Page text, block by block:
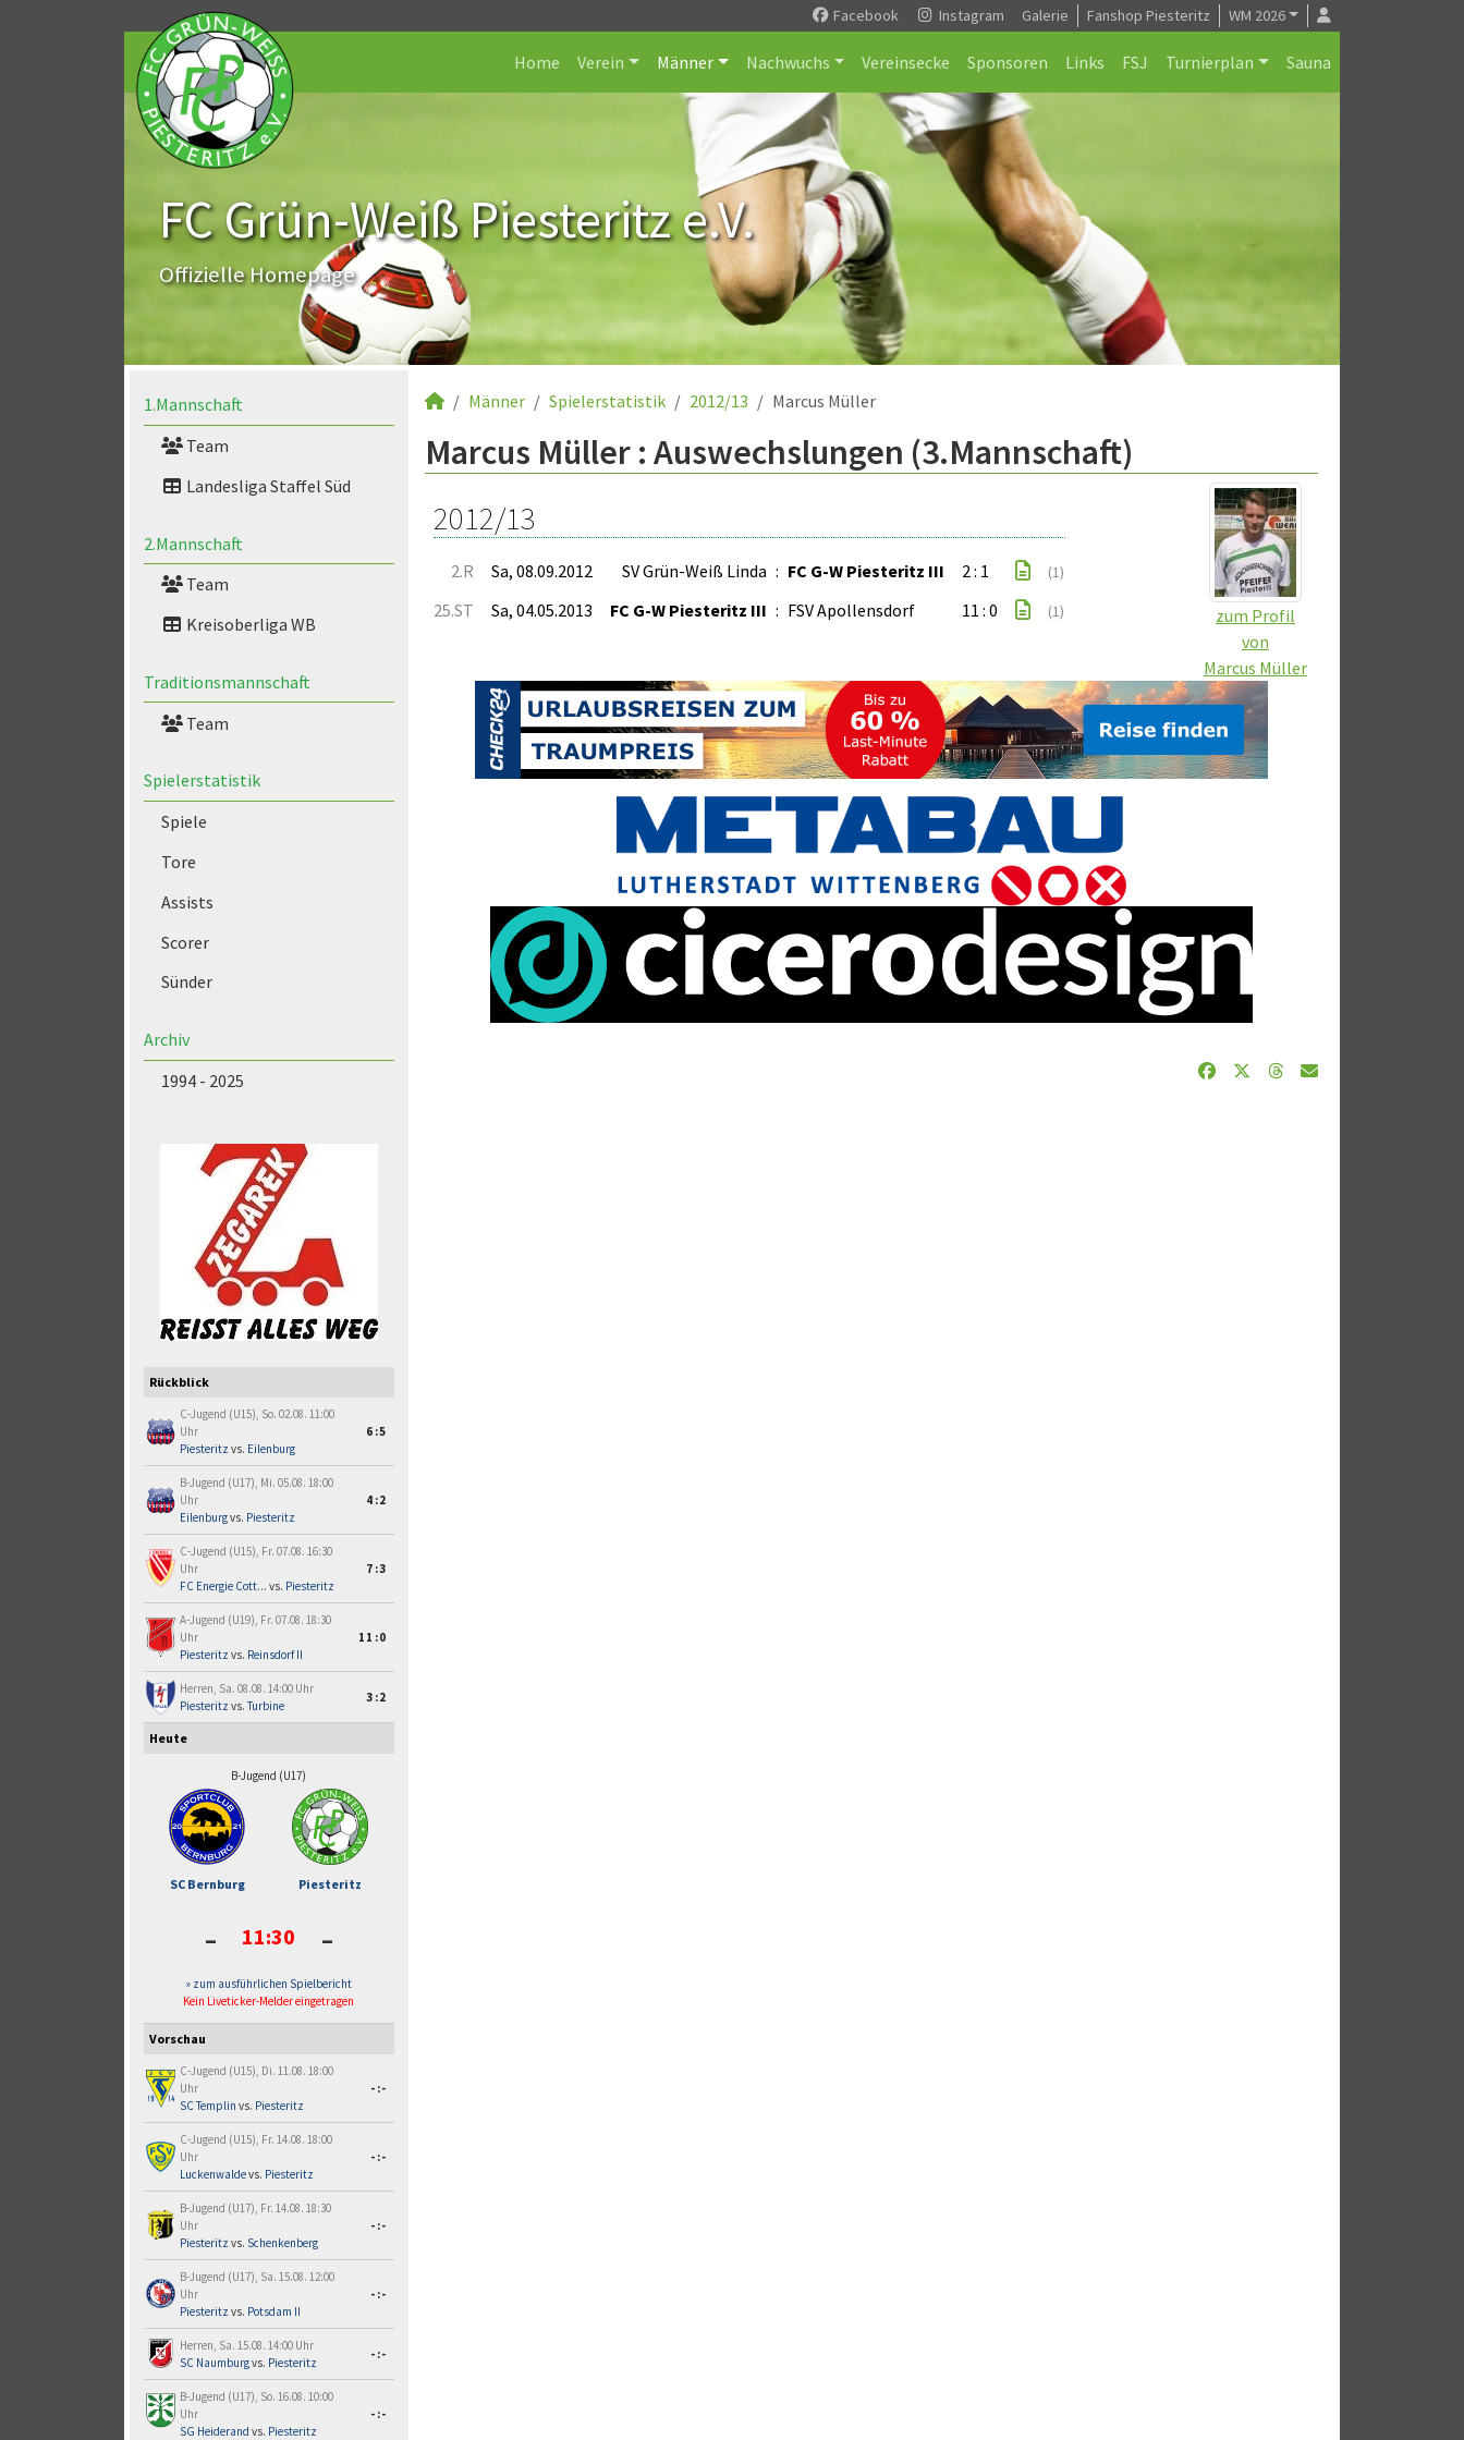
Facebook Instagram Galerie Fanshop Piesteritz WM 2026
Home Verein Männer Nachwuchs Vereinsecke Sponsoren Links FSJ Turnierplan Sauna
FC Grün-Weiß Piesteritz e.V.
Offizielle Homepage
1.Mannschaft
Team
Landesliga Staffel Süd
2.Mannschaft
Team
Kreisoberliga WB
Traditionsmannschaft
Team
Spielerstatistik
Spiele
Tore
Assists
Scorer
Sünder
Archiv
1994 - 2025
Rückblick
C-Jugend (U15), So. 02.08. 11:00
Uhr
Piesteritz vs. Eilenburg
6:5
B-Jugend (U17), Mi. 05.08. 18:00
Uhr
Eilenburgvs. Piesteritz
4:2
C-Jugend (U15), Fr. 07.08. 16:30
Uhr
FC Energie Cott... vs. Piesteritz
7:3
A-Jugend (U19), Fr. 07.08. 18:30
Uhr
Piesteritz vs. Reinsdorf II
11:0
Herren, Sa. 08.08. 14:00 Uhr
Piesteritz vs.Turbine
3:2
Heute
B-Jugend (U17)
SC Bernburg Piesteritz
- 11:30 -
» zum ausführlichen Spielbericht
Kein Liveticker-Melder eingetragen
Vorschau
C-Jugend (U15), Di. 11.08. 18:00
Uhr
SC Templin vs. Piesteritz
-:-
C-Jugend (U15), Fr. 14.08. 18:00
Uhr
Luckenwaldevs. Piesteritz
-:-
B-Jugend (U17), Fr. 14.08. 18:30
Uhr
Piesteritz vs. Schenkenberg
-:-
B-Jugend (U17), Sa. 15.08. 12:00
Uhr
Piesteritz vs. Potsdam II
-:-
Herren, Sa. 15.08. 14:00 Uhr
SC Naumburgvs. Piesteritz
-:-
B-Jugend (U17), So. 16.08. 10:00
Uhr
SG Heiderand vs. Piesteritz
-:-
Männer Spielerstatistik 2012/13 Marcus Müller
Marcus Müller : Auswechslungen (3.Mannschaft)
zum Profil
von
Marcus Müller
2012/13
2.R Sa, 08.09.2012 SV Grün-Weiß Linda : FC G-W Piesteritz III 2 : 1 (1)
25.ST Sa, 04.05.2013 FC G-W Piesteritz III : FSV Apollensdorf 11 : 0 (1)